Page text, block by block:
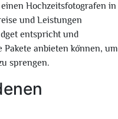
Hochzeitsfotografen in
und Leistungen
entspricht und
anbieten können, um
sprengen.